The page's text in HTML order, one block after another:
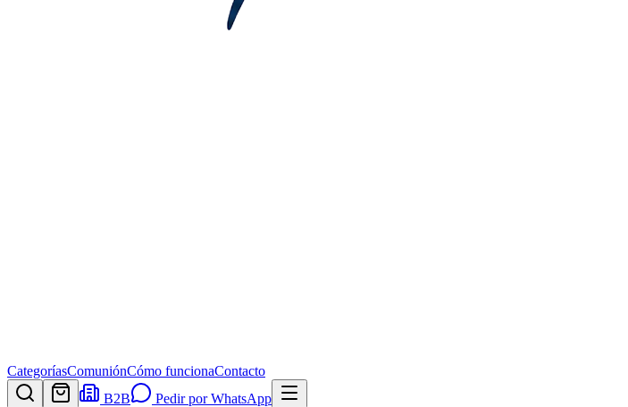
CategoríasComuniónCómo funcionaContacto
B2B
Pedir por WhatsApp